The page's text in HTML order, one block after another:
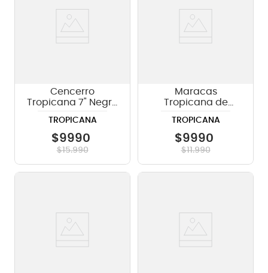
Cencerro
Tropicana 7" Negro
TROPICANA
$9990
$15.990
Maracas
Tropicana de
PEM108-TRI
TROPICANA
$9990
$11.990